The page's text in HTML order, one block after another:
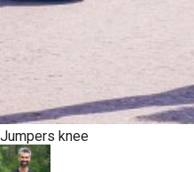
Jumpers knee
worden
om
te
over
van